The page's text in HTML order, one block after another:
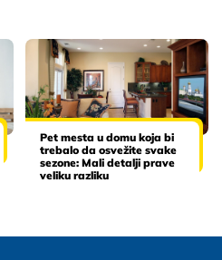
Pet mesta u domu koja bi
trebalo da osvežite svake
sezone: Mali detalji prave
veliku razliku